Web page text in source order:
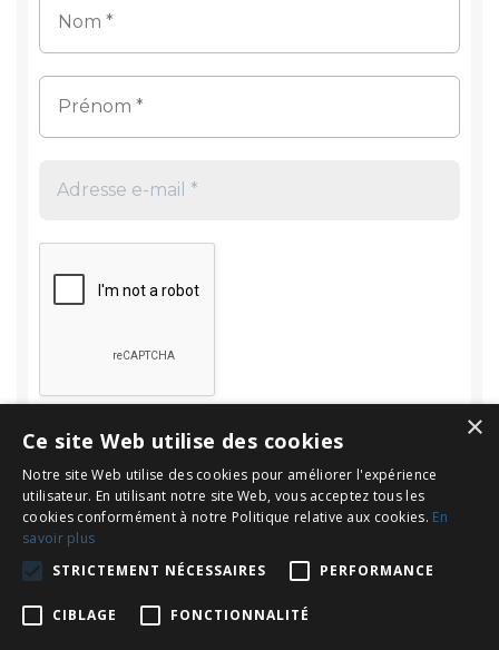
Rechercher
Rechercher :
×
Ce site Web utilise des cookies
Notre site Web utilise des cookies pour améliorer l'expérience
utilisateur. En utilisant notre site Web, vous acceptez tous les
cookies conformément à notre Politique relative aux cookies. En
savoir plus
STRICTEMENT NÉCESSAIRES
PERFORMANCE
CIBLAGE FONCTIONNALITÉ